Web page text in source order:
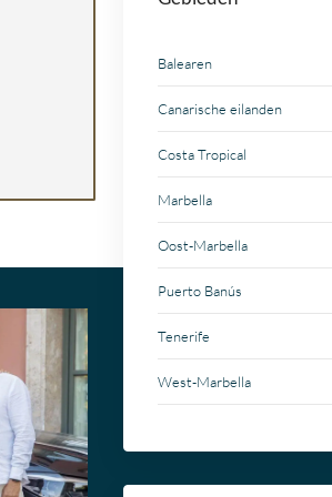
Balearen
Canarische eilanden
Costa Tropical
Marbella
Oost-Marbella
Puerto Banús
Tenerife
West-Marbella